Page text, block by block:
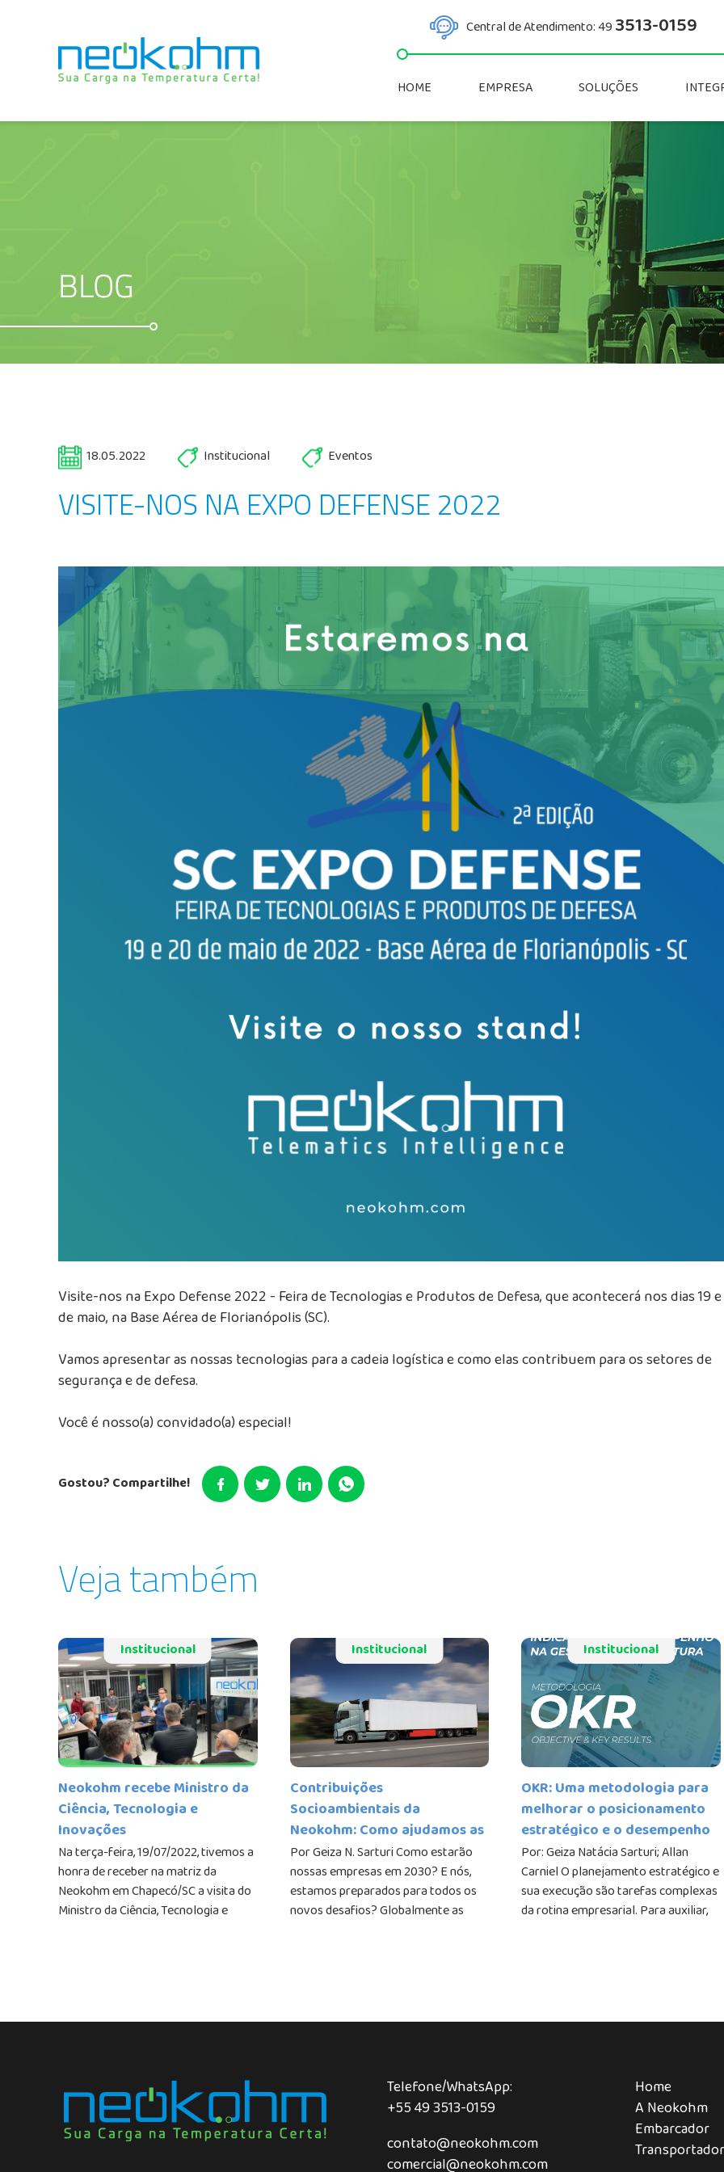
Central de Atendimento: 493513-0159
HOME EMPRESA SOLUÇÕES
18.05.2022 Institucional Eventos
VISITE-NOS NA EXPO DEFENSE 2022
Visite-nos na Expo Defense 2022 - Feira de Tecnologias e Produtos de Defesa, que acontecerá nos dias 19
de maio, na Base Aérea de Florianópolis (SC).
Vamos apresentar as nossas tecnologias para a cadeia logística e como elas contribuem para os setores de
segurança e de defesa.
Você é nosso(a) convidado(a) especial!
Gostou? Compartilhe!
Veja também
Neokohm recebe Ministro da
Ciência, Tecnologia e
Inovações
Na terça-feira, 19/07/2022, tivemos a
honra de receber na matriz da
Neokohm em Chapecó/SC a visita do
Ministro da Ciência, Tecnologia e
cases de sucesso e as premiações
Institucional
Contribuições
Socioambientais da
Neokohm: Como ajudamos as
Pessoas e o Planeta?
Por Geiza N. Sarturi Como estarão
nossas empresas em 2030? E nós,
estamos preparados para todos os
novos desafios? Globalmente as
Institucional
OKR: Uma metodologia para
melhorar o posicionamento
estratégico e o desempenho
do Transporte Refrigerado
Por: Geiza Natácia Sarturi; Allan
Carniel O planejamento estratégico e
sua execução são tarefas complexas
da rotina empresarial. Para auxiliar,
Institucional
Telefone/WhatsApp:
+55 49 3513-0159
contato@neokohm.com
Home
A Neokohm
Embarcador
Transportador